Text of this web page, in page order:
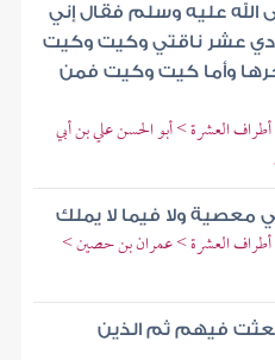
الله عليه وسلم فقال إني
عشر ناقتي وكيت وكيت
وأما كيت وكيت فمن
أطراف العشرة > أبو الحسن علي بن أبي
معصية ولا فيما لا يملك
من أطراف العشرة > عمران بن حصين >
بعثت فيهم ثم الذين